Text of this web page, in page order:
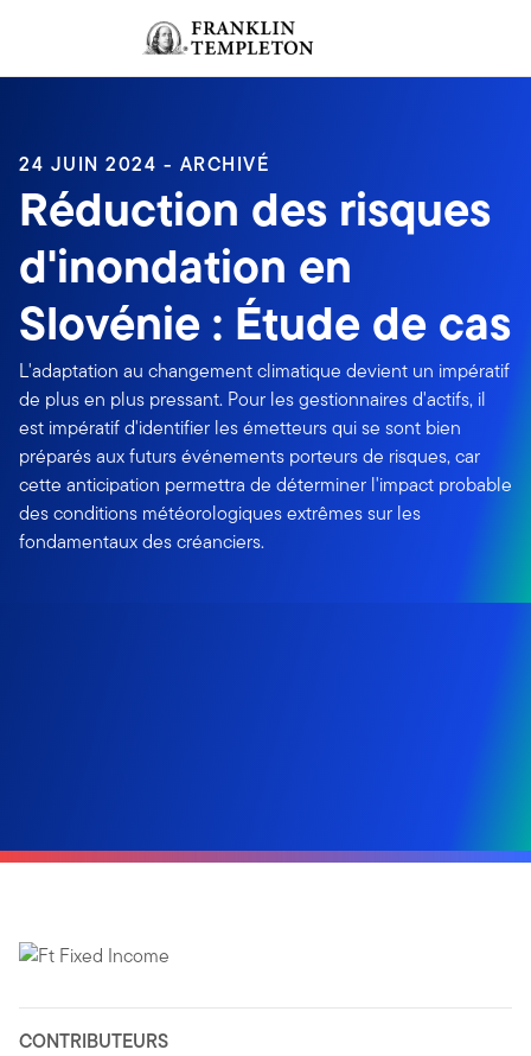
Header menu toggle
Ouverture de session
24 JUIN 2024 - ARCHIVÉ
Réduction des risques
d'inondation en
Slovénie : Étude de cas
L'adaptation au changement climatique devient un impératif
de plus en plus pressant. Pour les gestionnaires d'actifs, il
est impératif d'identifier les émetteurs qui se sont bien
préparés aux futurs événements porteurs de risques, car
cette anticipation permettra de déterminer l'impact probable
des conditions météorologiques extrêmes sur les
fondamentaux des créanciers.
CONTRIBUTEURS